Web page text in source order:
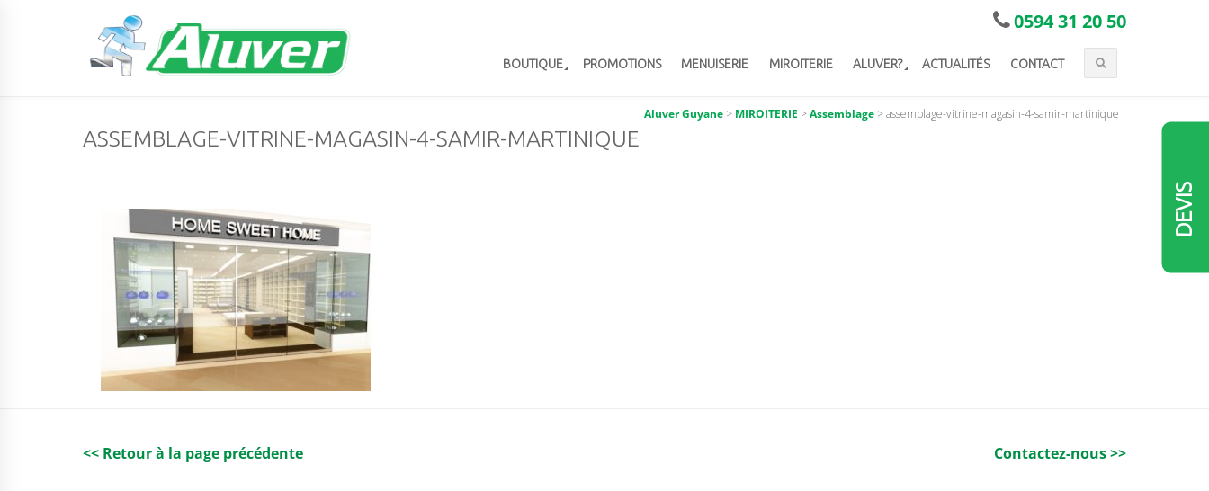
0594 31 20 50
BOUTIQUE PROMOTIONS MENUISERIE MIROITERIE ALUVER? ACTUALITÉS CONTACT
DEVIS
Aluver Guyane > MIROITERIE >Assemblage >assemblage-vitrine-magasin-4-samir-martinique
ASSEMBLAGE-VITRINE-MAGASIN-4-SAMIR-MARTINIQUE
<< Retour à la page précédente Contactez-nous >>